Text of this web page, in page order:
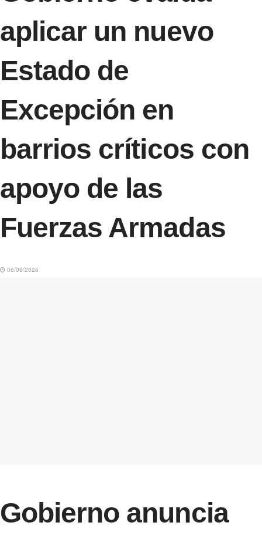
aplicar un nuevo
Estado de
Excepción en
barrios críticos con
apoyo de las
Fuerzas Armadas
06/08/2026
Gobierno anuncia